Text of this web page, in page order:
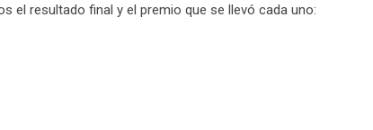
el resultado final y el premio que se llevó cada uno: